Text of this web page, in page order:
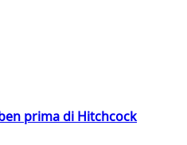
prima di Hitchcock